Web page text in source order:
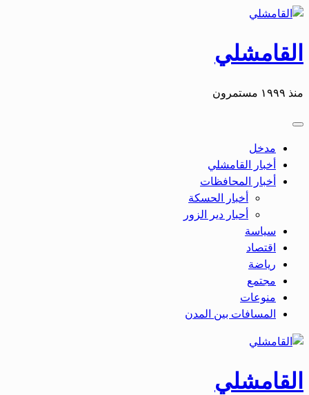
القامشلي
منذ ١٩٩٩ مستمرون
مدخل
أخبار القامشلي
أخبار المحافظات
أخبار الحسكة
أحبار دير الزور
سياسة
اقتصاد
رياضة
مجتمع
منوعات
المسافات بين المدن
القامشلي